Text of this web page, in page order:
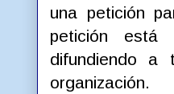
una petición
petición
difundiendo
organización.